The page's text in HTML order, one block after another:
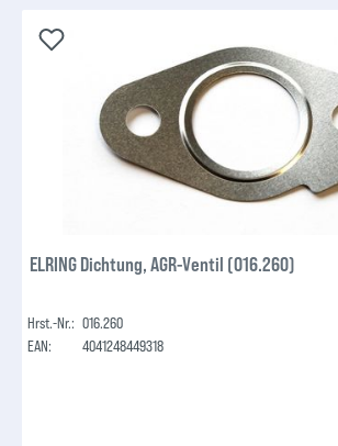
ELRING Dichtung, AGR-Ventil (016.260)
Hrst.-Nr.: 016.260
EAN:
4041248449318